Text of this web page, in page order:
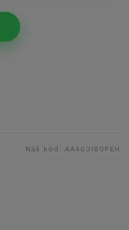
Náš kód: AA403180PEH